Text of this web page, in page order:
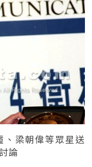
、梁朝偉等眾星送
論